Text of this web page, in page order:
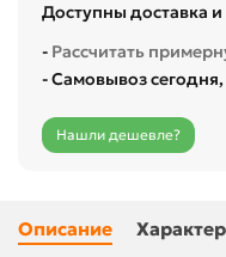
Доступны доставка
- Рассчитать
- Самовывоз
Нашли дешевле?
Описание